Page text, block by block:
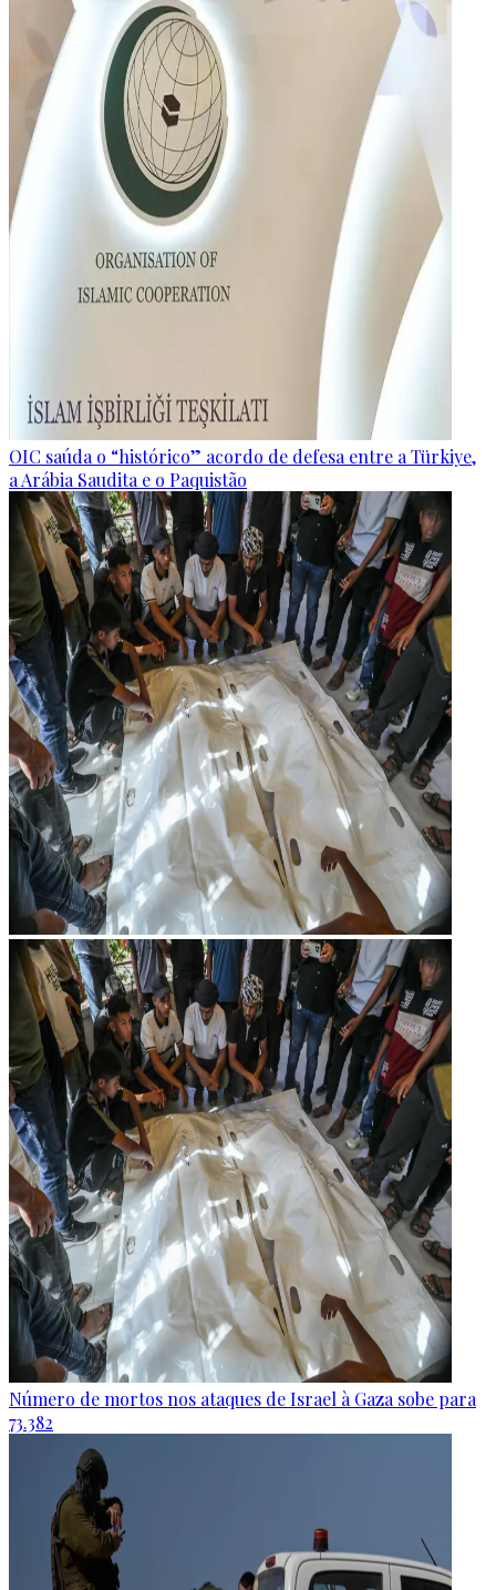
OIC saúda o “histórico” acordo de defesa entre a Türkiye,
a Arábia Saudita e o Paquistão
Número de mortos nos ataques de Israel à Gaza sobe para
73.382